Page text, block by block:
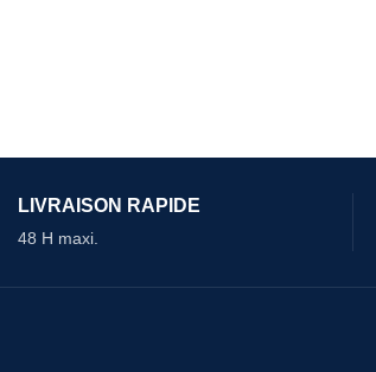
LIVRAISON RAPIDE
48 H maxi.